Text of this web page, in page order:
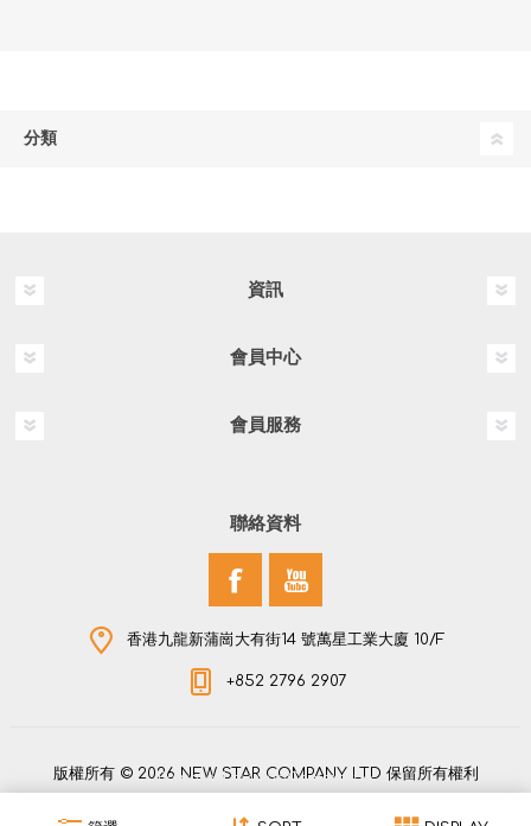
分類
資訊
會員中心
會員服務
聯絡資料
香港九龍新蒲崗大有街14 號萬星工業大廈 10/F
+852 2796 2907
版權所有 © 2026 NEW STAR COMPANY LTD 保留所有權利
Powered bynopCommerce